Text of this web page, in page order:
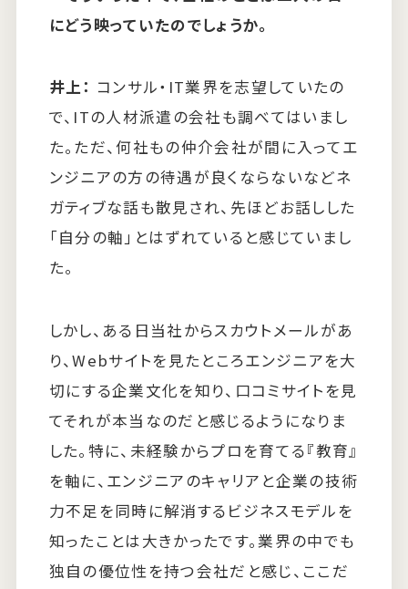
にどう映っていたのでしょうか。
井上： コンサル・IT業界を志望していたの
で、ITの人材派遣の会社も調べてはいまし
た。ただ、何社もの仲介会社が間に入ってエ
ンジニアの方の待遇が良くならないなどネ
ガティブな話も散見され、先ほどお話しした
「自分の軸」とはずれていると感じていまし
た。
しかし、ある日当社からスカウトメールがあ
り、Webサイトを見たところエンジニアを大
切にする企業文化を知り、口コミサイトを見
てそれが本当なのだと感じるようになりま
した。特に、未経験からプロを育てる『教育』
を軸に、エンジニアのキャリアと企業の技術
力不足を同時に解消するビジネスモデルを
知ったことは大きかったです。業界の中でも
独自の優位性を持つ会社だと感じ、ここだ